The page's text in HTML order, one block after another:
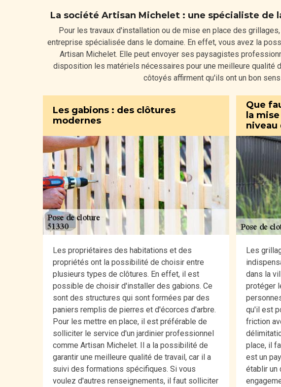
La société Artisan Michelet : une spécialiste de
Pour les travaux d'installation ou de mise en place des
entreprise spécialisée dans le domaine. En effet, vous avez la
Artisan Michelet. Elle peut envoyer ses paysagistes
disposition les matériels nécessaires pour une meilleure qualité
côtoyés affirment qu'ils ont un bon
Les gabions : des clôtures
modernes
Les propriétaires des habitations et des
propriétés ont la possibilité de choisir entre
plusieurs types de clôtures. En effet, il est
possible de choisir d'installer des gabions. Ce
sont des structures qui sont formées par des
paniers remplis de pierres et d'écorces d'arbre.
Pour les mettre en place, il est préférable de
solliciter le service d'un jardinier professionnel
comme Artisan Michelet. Il a la possibilité de
garantir une meilleure qualité de travail, car il a
suivi des formations spécifiques. Si vous
voulez d'autres renseignements, il faut solliciter
Que
la
niveau
Les
dans la
protéger
qu'il est
friction
place, il
est un
établir un